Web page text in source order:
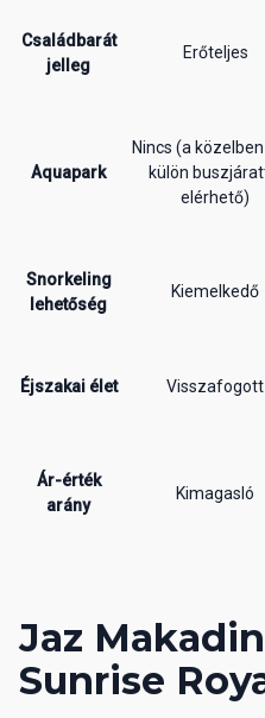
Családbarát
jelleg
Erőteljes
Aquapark
Nincs (a
külön
elérhető)
Snorkeling
lehetőség
Kiemelkedő
Éjszakai élet Visszafogott
Ár-érték
arány
Kimagasló
Jaz
Sunrise